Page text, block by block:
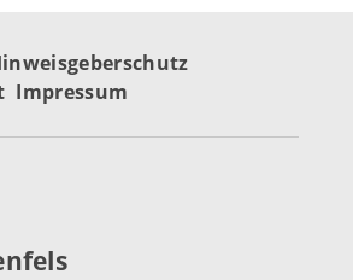
Impressum